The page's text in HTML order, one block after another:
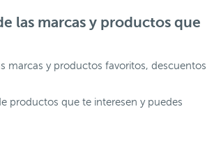
las marcas y productos que
marcas y productos favoritos, descuentos
productos que te interesen y puedes